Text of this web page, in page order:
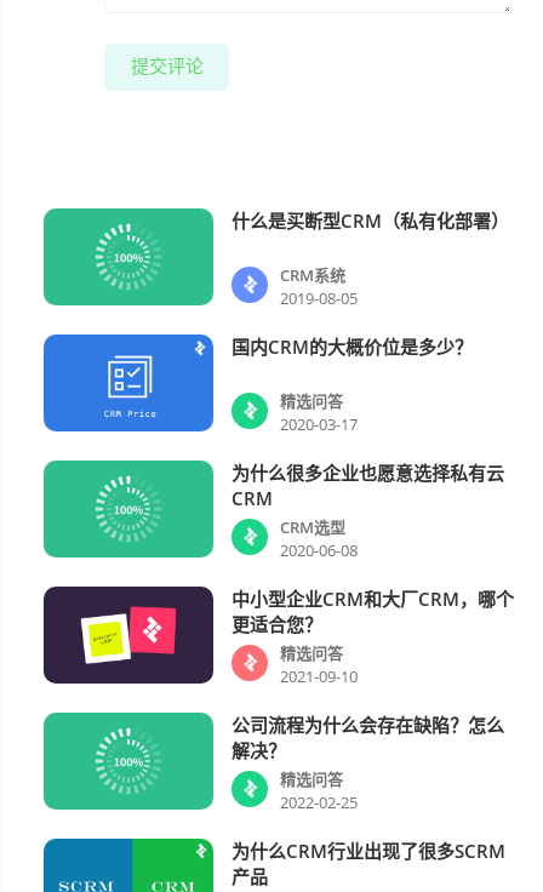
提交评论
什么是买断型CRM（私有化部署）
CRM系统
2019-08-05
国内CRM的大概价位是多少？
精选问答
2020-03-17
为什么很多企业也愿意选择私有云
CRM
CRM选型
2020-06-08
中小型企业CRM和大厂CRM，哪个
更适合您？
精选问答
2021-09-10
公司流程为什么会存在缺陷？怎么
解决？
精选问答
2022-02-25
为什么CRM行业出现了很多SCRM
产品